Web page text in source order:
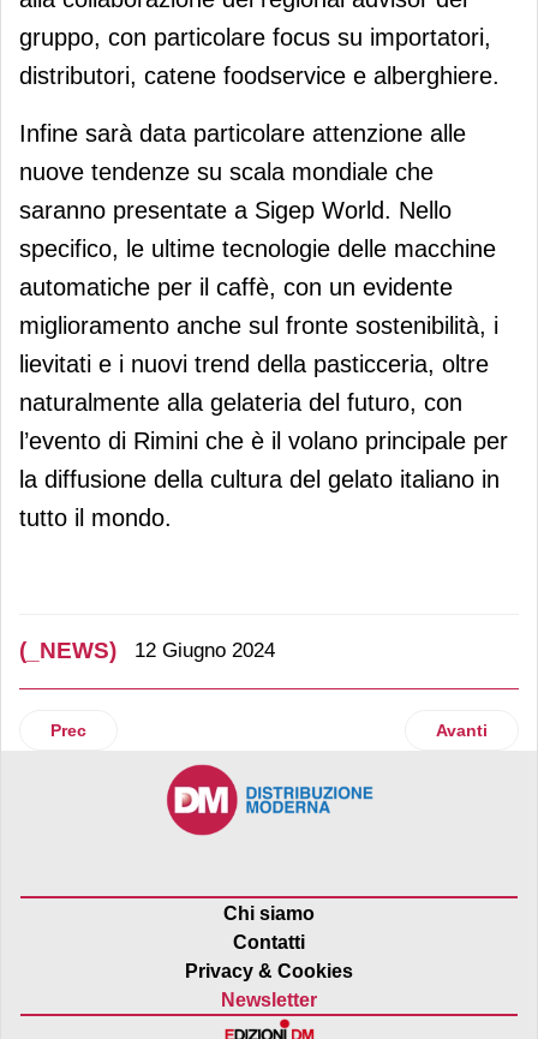
gruppo, con particolare focus su importatori,
distributori, catene foodservice e alberghiere.
Infine sarà data particolare attenzione alle
nuove tendenze su scala mondiale che
saranno presentate a Sigep World. Nello
specifico, le ultime tecnologie delle macchine
automatiche per il caffè, con un evidente
miglioramento anche sul fronte sostenibilità, i
lievitati e i nuovi trend della pasticceria, oltre
naturalmente alla gelateria del futuro, con
l’evento di Rimini che è il volano principale per
la diffusione della cultura del gelato italiano in
tutto il mondo.
(_NEWS) 12 Giugno 2024
Articolo precedente: SumUp lancia il nuovo Pos Solo Lite
Prec Articolo
Avanti
Chi siamo
Contatti
Privacy & Cookies
Newsletter